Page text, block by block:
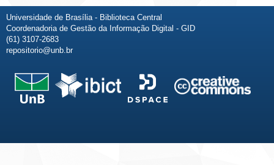
Universidade de Brasília - Biblioteca Central
Coordenadoria de Gestão da Informação Digital - GID
(61) 3107-2683
repositorio@unb.br